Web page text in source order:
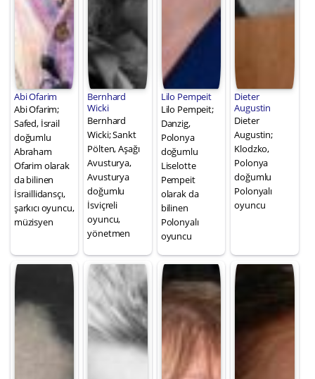
Abi Ofarim
Abi Ofarim;
Safed, İsrail
doğumlu
Abraham
Ofarim olarak
da bilinen
İsraillidansçı,
şarkıcı oyuncu,
müzisyen
Bernhard
Wicki
Bernhard
Wicki; Sankt
Pölten, Aşağı
Avusturya,
Avusturya
doğumlu
İsviçreli
oyuncu,
yönetmen
Lilo Pempeit
Lilo Pempeit;
Danzig,
Polonya
doğumlu
Liselotte
Pempeit
olarak da
bilinen
Polonyalı
oyuncu
Dieter
Augustin
Dieter
Augustin;
Klodzko,
Polonya
doğumlu
Polonyalı
oyuncu